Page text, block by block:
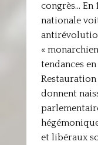
congrès… En
nationale
«
tendances
donnent
et libéraux